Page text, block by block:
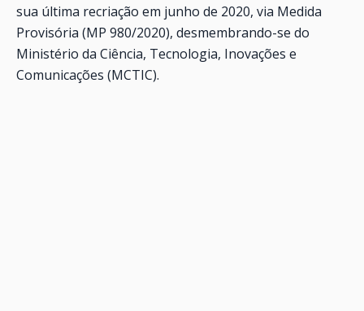
sua última recriação em junho de 2020, via Medida
Provisória (MP 980/2020), desmembrando-se do
Ministério da Ciência, Tecnologia, Inovações e
Comunicações (MCTIC).